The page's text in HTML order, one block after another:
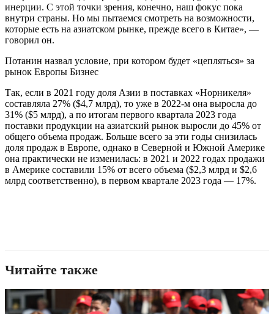
инерции. С этой точки зрения, конечно, наш фокус пока
внутри страны. Но мы пытаемся смотреть на возможности,
которые есть на азиатском рынке, прежде всего в Китае», —
говорил он.
Потанин назвал условие, при котором будет «цепляться» за
рынок Европы Бизнес
Так, если в 2021 году доля Азии в поставках «Норникеля»
составляла 27% ($4,7 млрд), то уже в 2022-м она выросла до
31% ($5 млрд), а по итогам первого квартала 2023 года
поставки продукции на азиатский рынок выросли до 45% от
общего объема продаж. Больше всего за эти годы снизилась
доля продаж в Европе, однако в Северной и Южной Америке
она практически не изменилась: в 2021 и 2022 годах продажи
в Америке составили 15% от всего объема ($2,3 млрд и $2,6
млрд соответственно), в первом квартале 2023 года — 17%.
Читайте также